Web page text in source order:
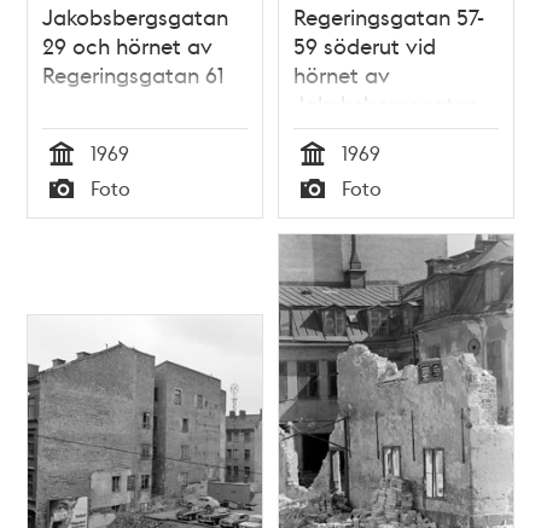
Jakobsbergsgatan
29 och hörnet av
Regeringsgatan 61
Tid
1969
Typ
Foto
Regeringsgatan 57-
59 söderut vid
hörnet av
Jakobsbergsgatan
29. I förgrunden en
ny Ford Mustang.
Tid
1969
Typ
Foto